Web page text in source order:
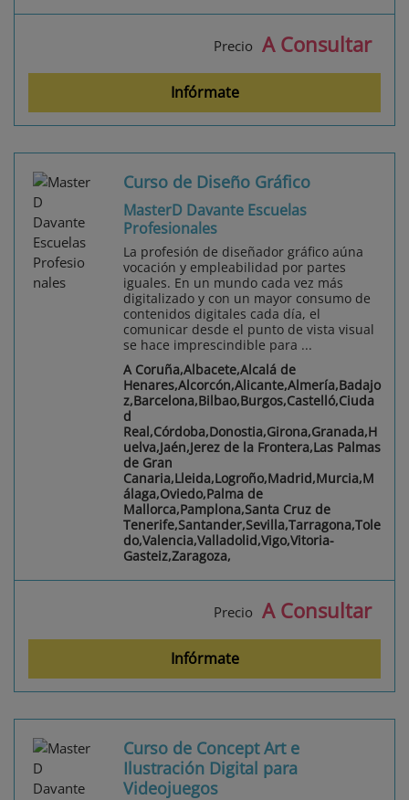
Precio A Consultar
Infórmate
Curso de Diseño Gráfico
MasterD Davante Escuelas
Profesionales
La profesión de diseñador gráfico aúna
vocación y empleabilidad por partes
iguales. En un mundo cada vez más
digitalizado y con un mayor consumo de
contenidos digitales cada día, el
comunicar desde el punto de vista visual
se hace imprescindible para ...
A Coruña,Albacete,Alcalá de
Henares,Alcorcón,Alicante,Almería,Badajo
z,Barcelona,Bilbao,Burgos,Castelló,Ciuda
d
Real,Córdoba,Donostia,Girona,Granada,H
uelva,Jaén,Jerez de la Frontera,Las Palmas
de Gran
Canaria,Lleida,Logroño,Madrid,Murcia,M
álaga,Oviedo,Palma de
Mallorca,Pamplona,Santa Cruz de
Tenerife,Santander,Sevilla,Tarragona,Tole
do,Valencia,Valladolid,Vigo,Vitoria-
Gasteiz,Zaragoza,
Precio A Consultar
Infórmate
Curso de Concept Art e
Ilustración Digital para
Videojuegos